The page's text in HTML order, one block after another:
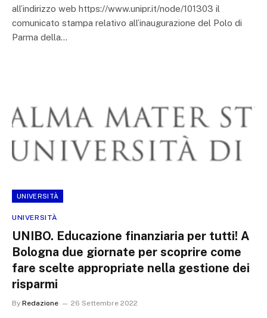
all’indirizzo web https://www.unipr.it/node/101303 il
comunicato stampa relativo all’inaugurazione del Polo di
Parma della…
UNIVERSITÀ
UNIVERSITÀ
UNIBO. Educazione finanziaria per tutti! A
Bologna due giornate per scoprire come
fare scelte appropriate nella gestione dei
risparmi
By Redazione 26 Settembre 2022